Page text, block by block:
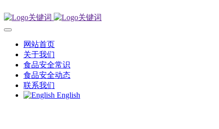
网站首页
关于我们
食品安全常识
食品安全动态
联系我们
English